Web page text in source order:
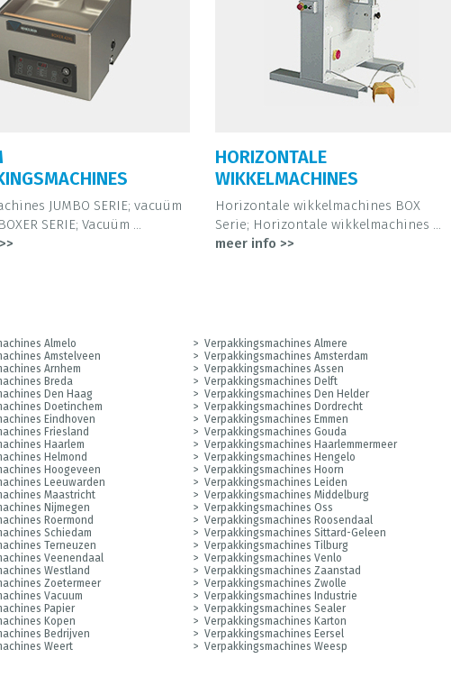
JUMBO SERIE; vacuüm
SERIE; Vacuüm ...
HORIZONTALE
WIKKELMACHINES
Horizontale wikkelmachines BOX
Serie; Horizontale wikkelmachines ...
meer info >>
Almelo
Verpakkingsmachines Almere
Amstelveen
Verpakkingsmachines Amsterdam
Arnhem
Verpakkingsmachines Assen
Breda
Verpakkingsmachines Delft
Den Haag
Verpakkingsmachines Den Helder
Doetinchem
Verpakkingsmachines Dordrecht
Eindhoven
Verpakkingsmachines Emmen
Friesland
Verpakkingsmachines Gouda
Haarlem
Verpakkingsmachines Haarlemmermeer
Helmond
Verpakkingsmachines Hengelo
Hoogeveen
Verpakkingsmachines Hoorn
Leeuwarden
Verpakkingsmachines Leiden
Maastricht
Verpakkingsmachines Middelburg
Nijmegen
Verpakkingsmachines Oss
Roermond
Verpakkingsmachines Roosendaal
Schiedam
Verpakkingsmachines Sittard-Geleen
Terneuzen
Verpakkingsmachines Tilburg
Veenendaal
Verpakkingsmachines Venlo
Westland
Verpakkingsmachines Zaanstad
Zoetermeer
Verpakkingsmachines Zwolle
Vacuum
Verpakkingsmachines Industrie
Papier
Verpakkingsmachines Sealer
Kopen
Verpakkingsmachines Karton
Bedrijven
Verpakkingsmachines Eersel
Weert
Verpakkingsmachines Weesp